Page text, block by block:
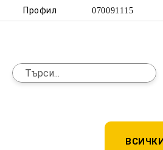
Профил 070091115